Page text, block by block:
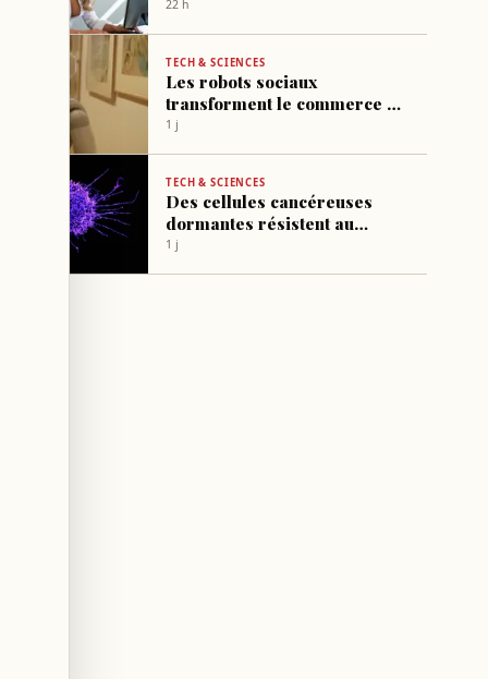
d’autres chercheurs clés
22 h
TECH & SCIENCES
Les robots sociaux
transforment le commerce et
les services au quotidien
1 j
TECH & SCIENCES
Des cellules cancéreuses
dormantes résistent au
traitement et relancent la
1 j